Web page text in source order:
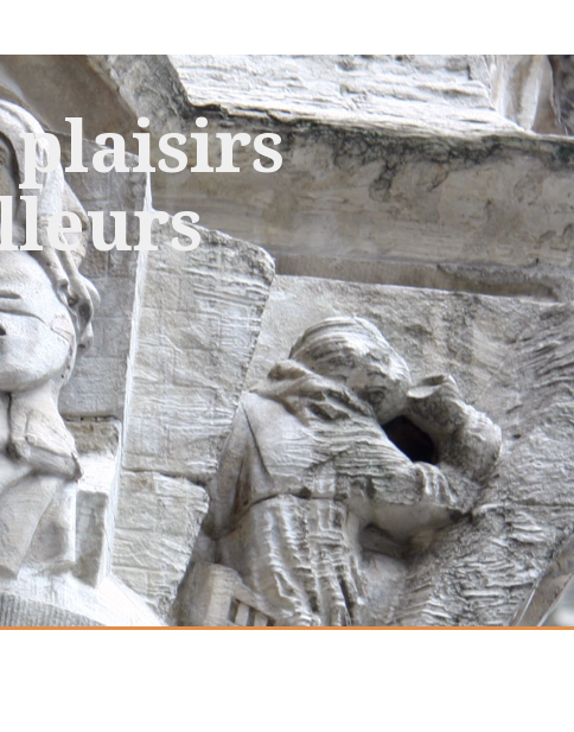
plaisirs